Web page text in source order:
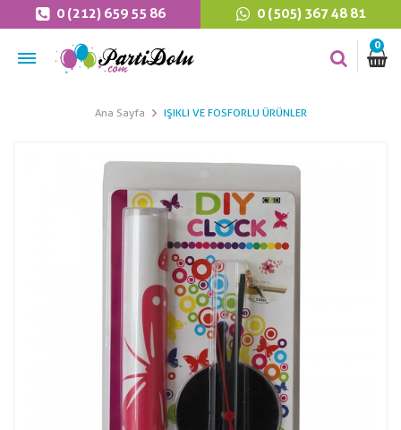
0 (212) 659 55 86 0 (505) 367 48 81
0
Ana Sayfa IŞIKLI VE FOSFORLU ÜRÜNLER